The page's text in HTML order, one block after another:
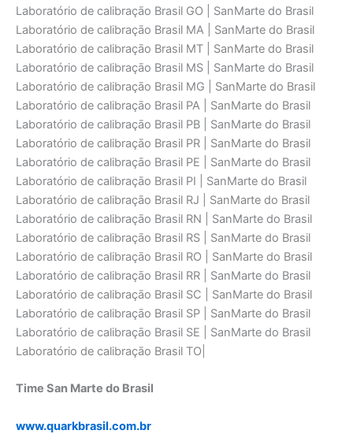
Laboratório de calibraçāo Brasil GO | SanMarte do Brasil
Laboratório de calibraçāo Brasil MA | SanMarte do Brasil
Laboratório de calibraçāo Brasil MT | SanMarte do Brasil
Laboratório de calibraçāo Brasil MS | SanMarte do Brasil
Laboratório de calibraçāo Brasil MG | SanMarte do Brasil
Laboratório de calibraçāo Brasil PA | SanMarte do Brasil
Laboratório de calibraçāo Brasil PB | SanMarte do Brasil
Laboratório de calibraçāo Brasil PR | SanMarte do Brasil
Laboratório de calibraçāo Brasil PE | SanMarte do Brasil
Laboratório de calibraçāo Brasil PI | SanMarte do Brasil
Laboratório de calibraçāo Brasil RJ | SanMarte do Brasil
Laboratório de calibraçāo Brasil RN | SanMarte do Brasil
Laboratório de calibraçāo Brasil RS | SanMarte do Brasil
Laboratório de calibraçāo Brasil RO | SanMarte do Brasil
Laboratório de calibraçāo Brasil RR | SanMarte do Brasil
Laboratório de calibraçāo Brasil SC | SanMarte do Brasil
Laboratório de calibraçāo Brasil SP | SanMarte do Brasil
Laboratório de calibraçāo Brasil SE | SanMarte do Brasil
Laboratório de calibraçāo Brasil TO|
Time San Marte do Brasil
www.quarkbrasil.com.br